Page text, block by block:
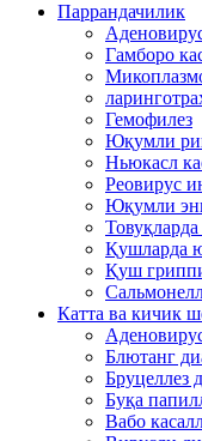
Паррандачилик
Гамборо
Гемофилез
Юқумли
Ньюкасл
Реовирус
Юқумли
Қушларда
Қуш
Катта ва кичик
Блютанг
Бруцеллез
Буқа
Вабо